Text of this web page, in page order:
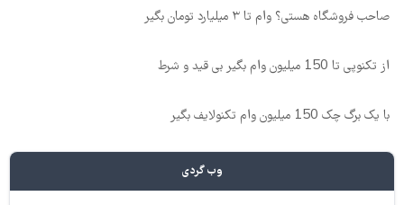
صاحب فروشگاه هستی؟ وام تا ۳ میلیارد تومان بگیر
از تکنوپی تا 150 میلیون وام بگیر بی قید و شرط
با یک برگ چک 150 میلیون وام تکنولایف بگیر
وب گردی